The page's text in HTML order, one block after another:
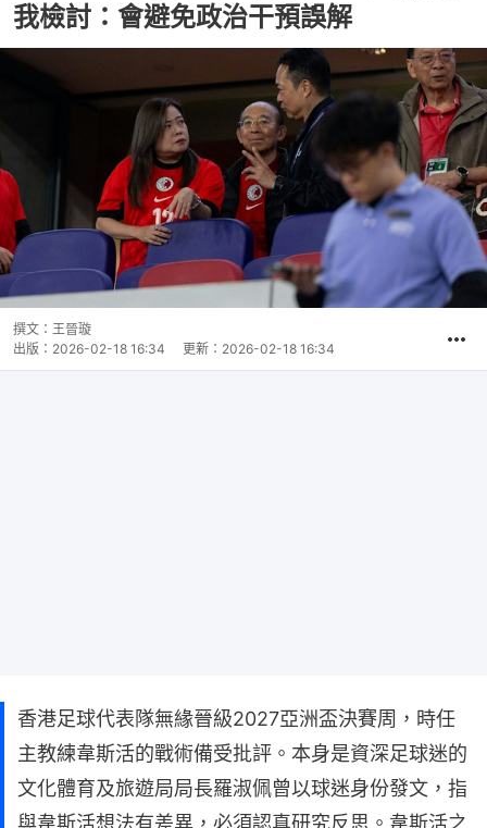
我檢討：會避免政治干預誤解
撰文： 王晉璇
出版： 2026-02-18 16:34 更新： 2026-02-18 16:34
香港足球代表隊無緣晉級2027亞洲盃決賽周，時任
主教練韋斯活的戰術備受批評。本身是資深足球迷的
文化體育及旅遊局局長羅淑佩曾以球迷身份發文，指
與韋斯活想法有差異，必須認真研究反思。韋斯活之